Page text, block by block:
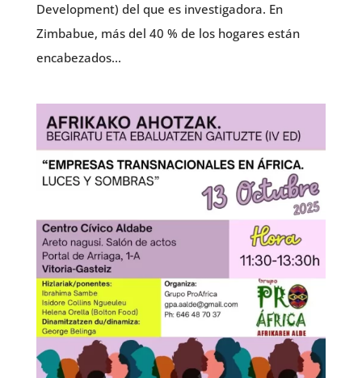
Development) del que es investigadora. En
Zimbabue, más del 40 % de los hogares están
encabezados...